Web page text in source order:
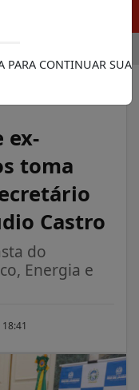
ex-
toma
Castro
do
Energia e
PARA CONTINUAR SUA